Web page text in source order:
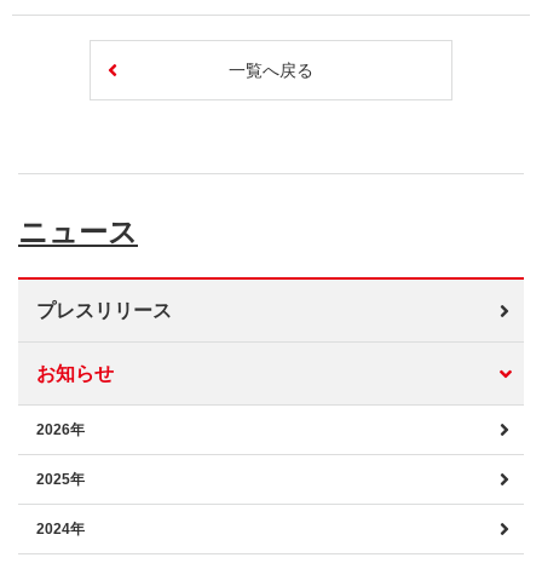
一覧へ戻る
ニュース
プレスリリース
お知らせ
2026年
2025年
2024年